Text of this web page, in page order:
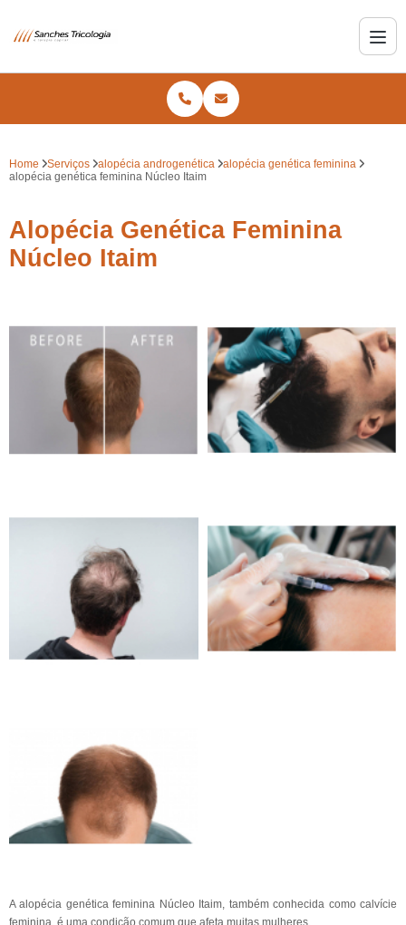
Home Serviços alopécia androgenética
alopécia genética feminina
alopécia genética feminina Núcleo Itaim
Alopécia Genética Feminina
Núcleo Itaim
A alopécia genética feminina Núcleo Itaim, também conhecida como calvície
feminina, é uma condição comum que afeta muitas mulheres.